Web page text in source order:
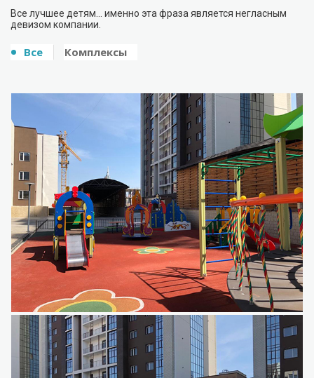
Все лучшее детям… именно эта фраза является негласным
девизом компании.
Все Комплексы